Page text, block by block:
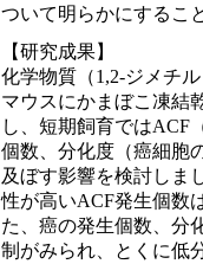
ついて明らかにするこ
【研究成果】
化学物質（1,2-ジメチ
マウスにかまぼこ凍結
し、短期飼育ではACF
個数、分化度（癌細胞
及ぼす影響を検討しま
性が高いACF発生個数
た、癌の発生個数、分
制がみられ、とくに低